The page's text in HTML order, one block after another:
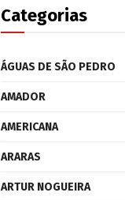
Categorias
ÁGUAS DE SÃO PEDRO
AMADOR
AMERICANA
ARARAS
ARTUR NOGUEIRA